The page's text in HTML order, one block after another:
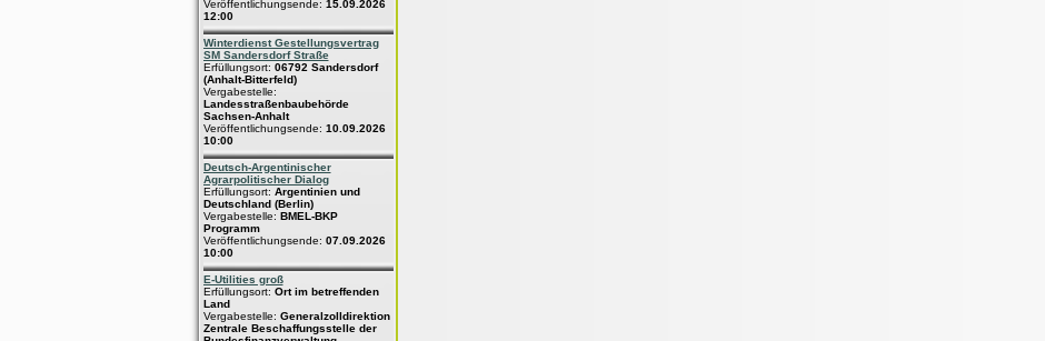
Veröffentlichungsende: 15.09.2026
12:00
Winterdienst Gestellungsvertrag
SM Sandersdorf Straße
Erfüllungsort: 06792 Sandersdorf
(Anhalt-Bitterfeld)
Vergabestelle:
Landesstraßenbaubehörde
Sachsen-Anhalt
Veröffentlichungsende: 10.09.2026
10:00
Deutsch-Argentinischer
Agrarpolitischer Dialog
Erfüllungsort: Argentinien und
Deutschland (Berlin)
Vergabestelle: BMEL-BKP
Programm
Veröffentlichungsende: 07.09.2026
10:00
E-Utilities groß
Erfüllungsort: Ort im betreffenden
Land
Vergabestelle: Generalzolldirektion
Zentrale Beschaffungsstelle der